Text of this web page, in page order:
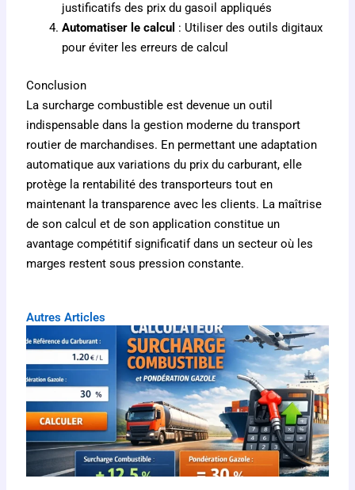
justificatifs des prix du gasoil appliqués
Automatiser le calcul : Utiliser des outils digitaux
pour éviter les erreurs de calcul
Conclusion
La surcharge combustible est devenue un outil
indispensable dans la gestion moderne du transport
routier de marchandises. En permettant une adaptation
automatique aux variations du prix du carburant, elle
protège la rentabilité des transporteurs tout en
maintenant la transparence avec les clients. La maîtrise
de son calcul et de son application constitue un
avantage compétitif significatif dans un secteur où les
marges restent sous pression constante.
Autres Articles